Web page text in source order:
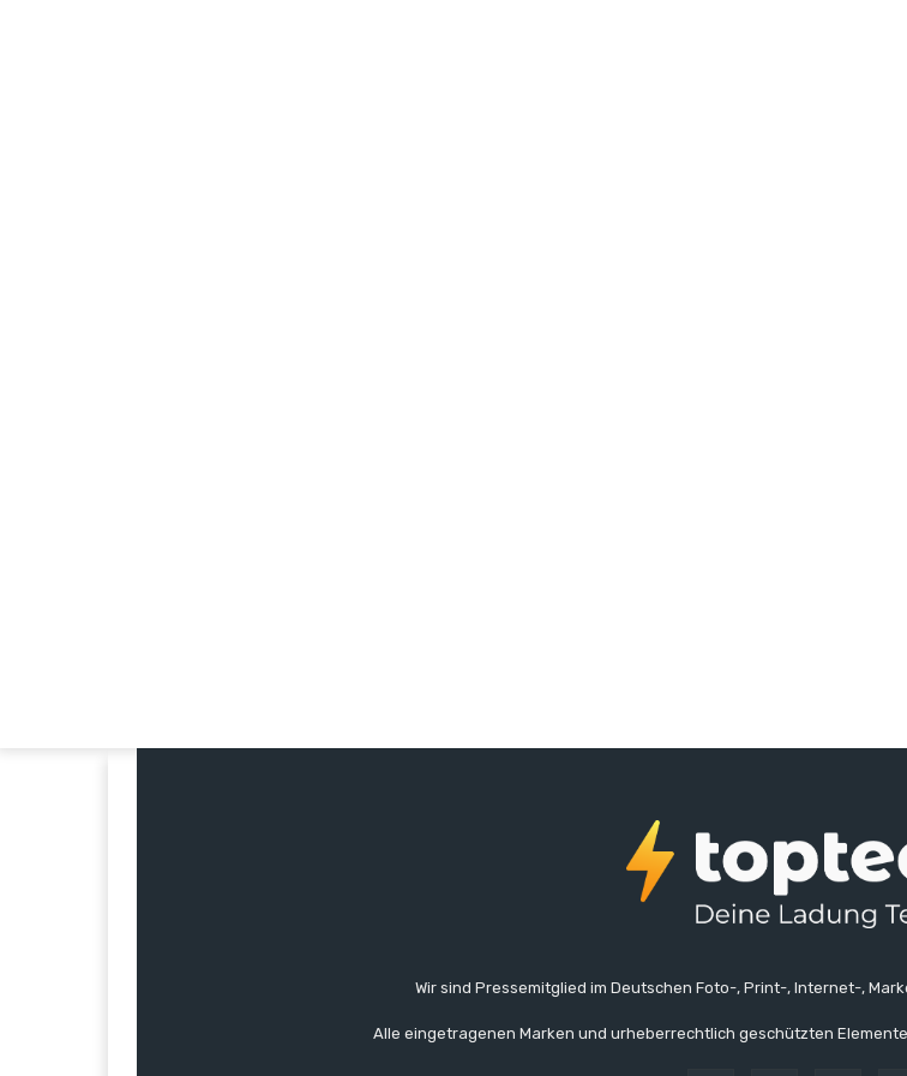
Wir sind Pressemitglied im Deutschen Foto-, Print-, Internet-,
Alle eingetragenen Marken und urheberrechtlich geschützten